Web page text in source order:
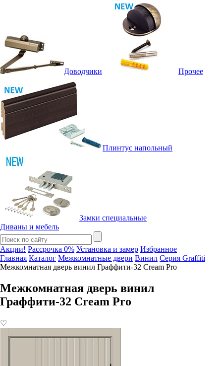
Доводчики Прочее
Плинтус напольный
Замки специальные
Диваны и мебель
Акции! Рассрочка 0% Установка и замер Избранное
Главная Каталог Межкомнатные двери Винил Серия Graffiti
Межкомнатная дверь винил Граффити-32 Cream Pro
Межкомнатная дверь винил
Граффити-32 Cream Pro
♡